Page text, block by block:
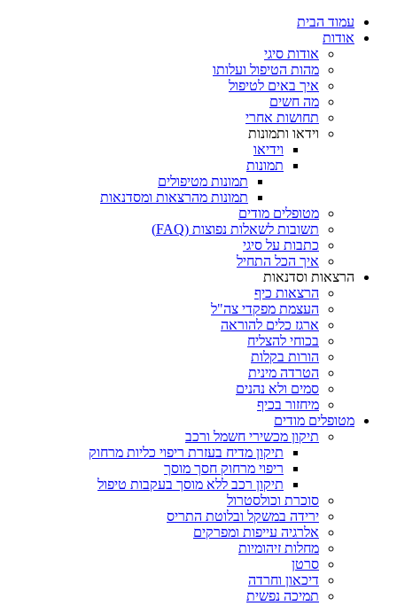
עמוד הבית
אודות
אודות סיגי
מהות הטיפול ועלותו
איך באים לטיפול
מה חשים
תחושות אחרי
וידאו ותמונות
וידיאו
תמונות
תמונות מטיפולים
תמונות מהרצאות ומסדנאות
מטופלים מודים
תשובות לשאלות נפוצות (FAQ)
כתבות על סיגי
איך הכל התחיל
הרצאות וסדנאות
הרצאות כיף
העצמת מפקדי צה"ל
ארגז כלים להוראה
בכוחי להצליח
הורות בקלות
הטרדה מינית
סמים ולא נהנים
מיחזור בכיף
מטופלים מודים
תיקון מכשירי חשמל ורכב
תיקון מדיח בעזרת ריפוי כליות מרחוק
ריפוי מרחוק חסך מוסך
תיקון רכב ללא מוסך בעקבות טיפול
סוכרת וכולסטרול
ירידה במשקל ובלוטת התריס
אלרגיה עייפות ומפרקים
מחלות זיהומיות
סרטן
דיכאון וחרדה
תמיכה נפשית